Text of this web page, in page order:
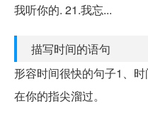
我听你的. 21.我忘...
描写时间的语句
形容时间很快的句子1、
在你的指尖溜过。